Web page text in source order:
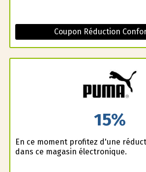
Coupon Réduction
15%
En ce moment profitez d'une
dans ce magasin électronique.